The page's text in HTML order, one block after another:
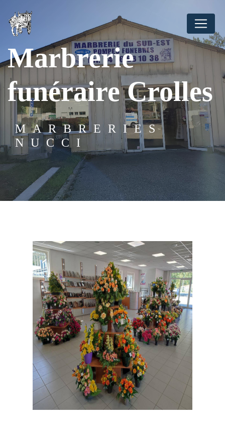
Marbrerie
funéraire Crolles
MARBRERIES
NUCCI